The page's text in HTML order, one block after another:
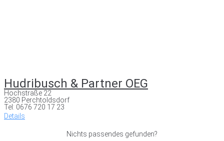
Hudribusch & Partner OEG
Hochstraße 22
2380 Perchtoldsdorf
Tel: 0676 720 17 23
Details
Nichts passendes gefunden?